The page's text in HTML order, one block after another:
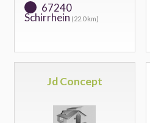
67240
Schirrhein (22.0 km)
Jd Concept